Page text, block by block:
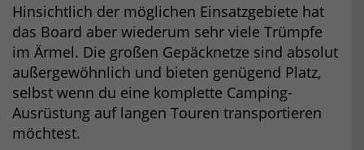
Hinsichtlich der möglichen Einsatzgebiete hat
das Board aber wiederum sehr viele Trümpfe
im Ärmel. Die großen Gepäcknetze sind absolut
außergewöhnlich und bieten genügend Platz,
selbst wenn du eine komplette Camping-
Ausrüstung auf langen Touren transportieren
möchtest.